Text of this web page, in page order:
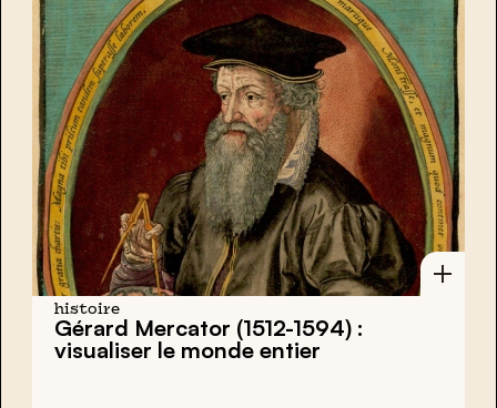
histoire
Gérard Mercator (1512-1594) :
visualiser le monde entier